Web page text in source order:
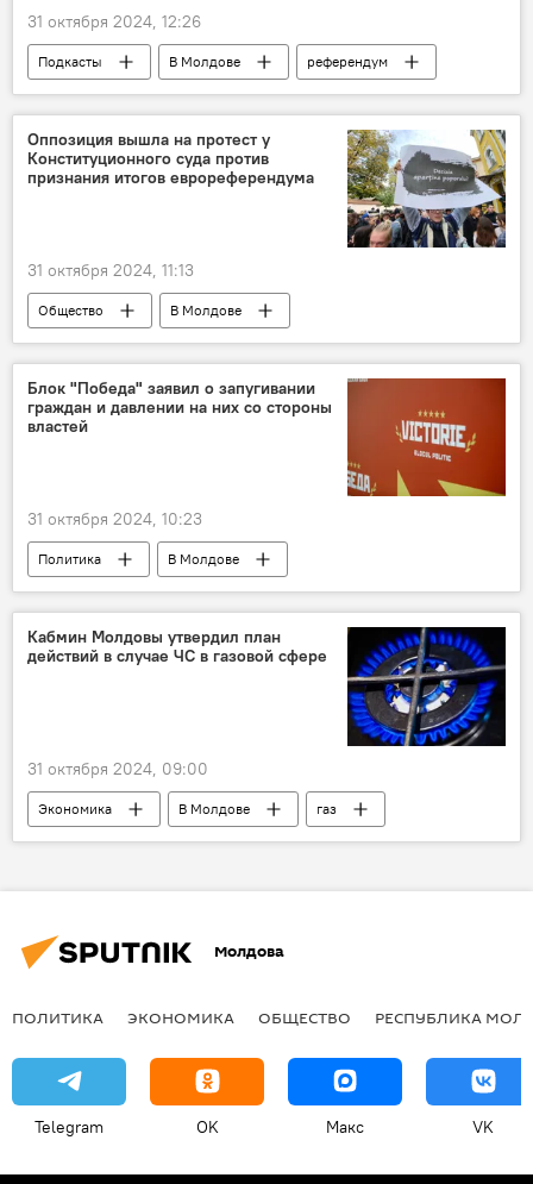
31 октября 2024, 12:26
Подкасты В Молдове
референдум
выборы
Оппозиция вышла на протест у
Конституционного суда против
признания итогов еврореферендума
31 октября 2024, 11:13
Общество
В Молдове
Президентские выборы и еврореферендум-2024
Блок "Победа" заявил о запугивании
граждан и давлении на них со стороны
властей
31 октября 2024, 10:23
Политика
В Молдове
Президентские выборы и еврореферендум-2024
Блок "Победа"
Кабмин Молдовы утвердил план
действий в случае ЧС в газовой сфере
31 октября 2024, 09:00
Экономика В Молдове
газ
правительство
Молдова
ПОЛИТИКА ЭКОНОМИКА ОБЩЕСТВО РЕСПУБЛИКА
Telegram OK Макс VK